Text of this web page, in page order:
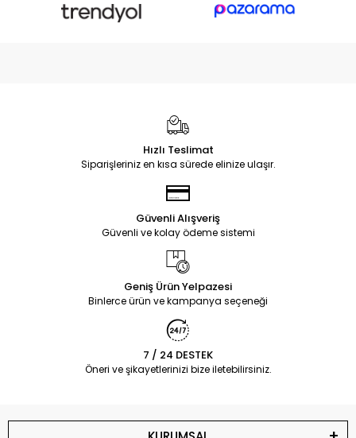
Hızlı Teslimat
Siparişleriniz en kısa sürede elinize ulaşır.
Güvenli Alışveriş
Güvenli ve kolay ödeme sistemi
Geniş Ürün Yelpazesi
Binlerce ürün ve kampanya seçeneği
7 / 24 DESTEK
Öneri ve şikayetlerinizi bize iletebilirsiniz.